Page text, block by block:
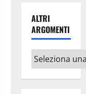
ALTRI
ARGOMENTI
Altri
argomenti